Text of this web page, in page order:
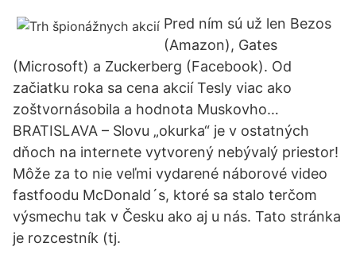
Pred ním sú už len Bezos
(Amazon), Gates
(Microsoft) a Zuckerberg (Facebook). Od
začiatku roka sa cena akcií Tesly viac ako
zoštvornásobila a hodnota Muskovho…
BRATISLAVA – Slovu „okurka“ je v ostatných
dňoch na internete vytvorený nebývalý priestor!
Môže za to nie veľmi vydarené náborové video
fastfoodu McDonald´s, ktoré sa stalo terčom
výsmechu tak v Česku ako aj u nás. Tato stránka
je rozcestník (tj.